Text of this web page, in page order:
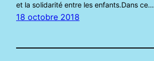
et la solidarité entre les enfants.Dans ce…
18 octobre 2018